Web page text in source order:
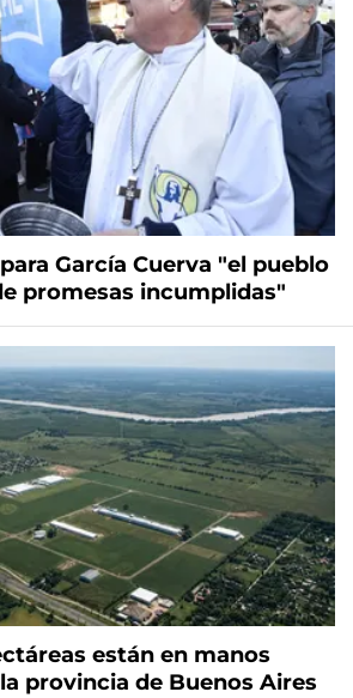
García Cuerva "el pueblo
promesas incumplidas"
están en manos
provincia de Buenos Aires